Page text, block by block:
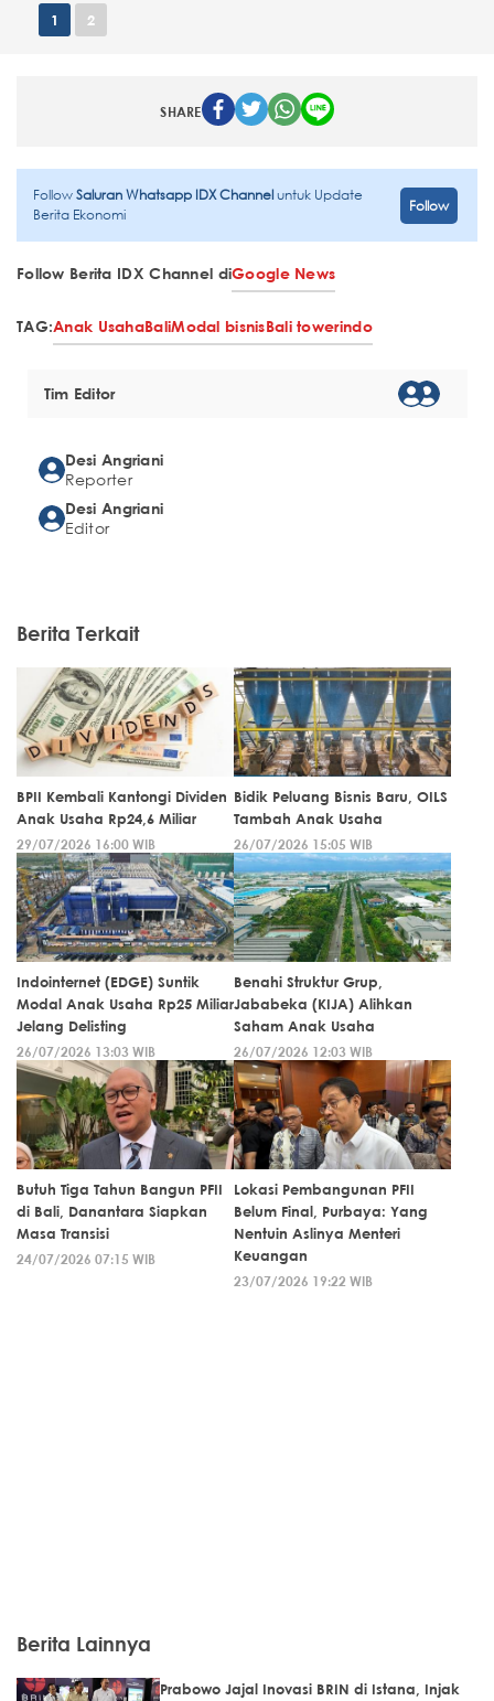
1 2
SHARE
FollowSaluran Whatsapp IDX Channeluntuk Update
Berita Ekonomi
Follow
Follow Berita IDX Channel diGoogle News
TAG:Anak UsahaBaliModal bisnisBali towerindo
Tim Editor
Desi Angriani
Reporter
Desi Angriani
Editor
Berita Terkait
BPII Kembali Kantongi Dividen
Anak Usaha Rp24,6 Miliar
29/07/2026 16:00 WIB
Bidik Peluang Bisnis Baru, OILS
Tambah Anak Usaha
26/07/2026 15:05 WIB
Indointernet (EDGE) Suntik
Modal Anak Usaha Rp25 Miliar
Jelang Delisting
26/07/2026 13:03 WIB
Benahi Struktur Grup,
Jababeka (KIJA) Alihkan
Saham Anak Usaha
26/07/2026 12:03 WIB
Butuh Tiga Tahun Bangun PFII
di Bali, Danantara Siapkan
Masa Transisi
24/07/2026 07:15 WIB
Lokasi Pembangunan PFII
Belum Final, Purbaya: Yang
Nentuin Aslinya Menteri
Keuangan
23/07/2026 19:22 WIB
Berita Lainnya
Prabowo Jajal Inovasi BRIN di Istana, Injak